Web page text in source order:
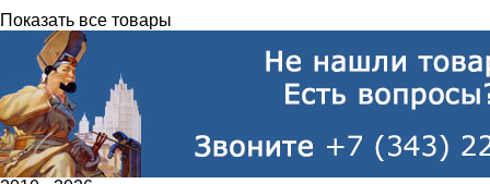
Показать все товары